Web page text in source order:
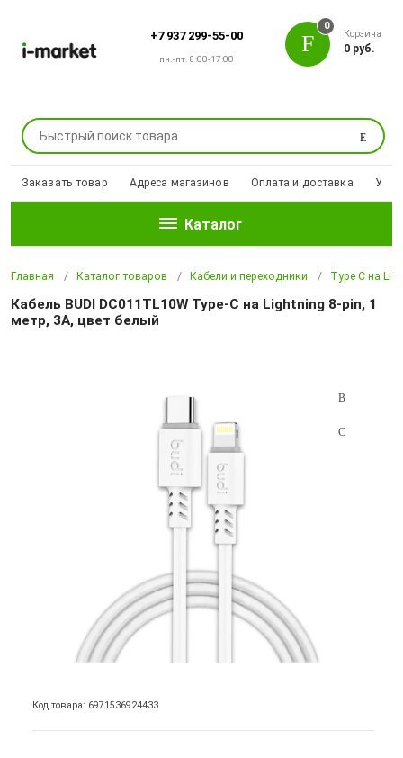
+7 937 299-55-00
пн.-пт. 8:00-17:00
Поиск
0
Корзина
0 руб.
Заказать товар Адреса магазинов Оплата и доставка
Каталог
Главная Каталог товаров Кабели и переходники Type C на
Кабель BUDI DC011TL10W Type-C на Lightning 8-pin, 1
метр, 3A, цвет белый
Код товара: 6971536924433